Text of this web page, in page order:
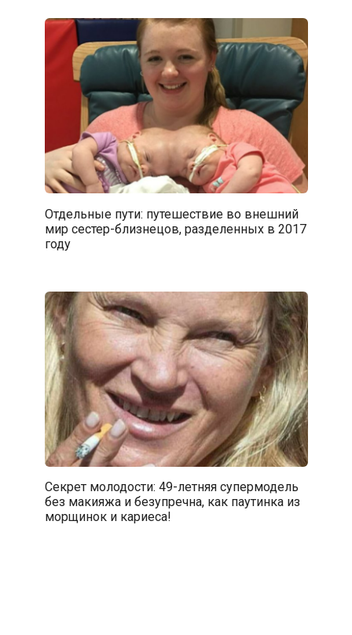
Отдельные пути: путешествие во внешний
мир сестер-близнецов, разделенных в 2017
году
Секрет молодости: 49-летняя супермодель
без макияжа и безупречна, как паутинка из
морщинок и кариеса!